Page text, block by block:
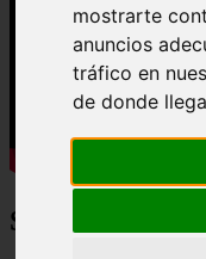
mostrarte
anuncios
tráfico en
de donde
Sinopsis: